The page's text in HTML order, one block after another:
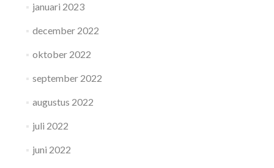
januari 2023
december 2022
oktober 2022
september 2022
augustus 2022
juli 2022
juni 2022